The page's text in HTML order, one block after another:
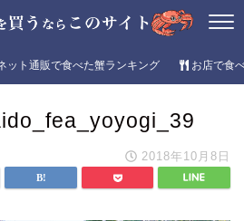
ット通販で食べた蟹ランキング お店で食
2018年10月8日